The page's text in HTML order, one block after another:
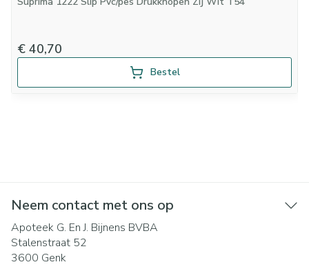
€ 40,70
Bestel
Neem contact met ons op
Apoteek G. En J. Bijnens BVBA
Stalenstraat 52
3600 Genk